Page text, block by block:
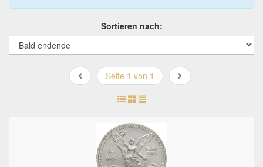
Sortieren nach:
Seite 1 von 1